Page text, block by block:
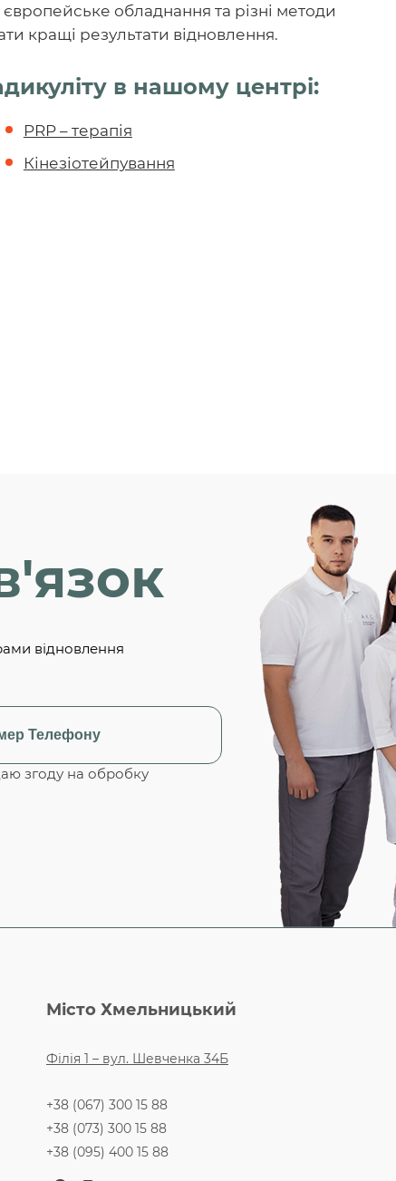
обладнання та різні методи
кращі результати відновлення.
в нашому центрі:
PRP – терапія
Кінезіотейпування
відновлення
згоду на обробку
Місто Хмельницький
Філія 1 – вул. Шевченка 34Б
+38 (067) 300 15 88
+38 (073) 300 15 88
+38 (095) 400 15 88